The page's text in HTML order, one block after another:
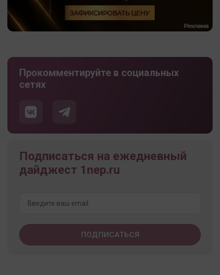
Прокомментируйте в социальных
сетях
Подписаться на ежедневный
дайджест 1nep.ru